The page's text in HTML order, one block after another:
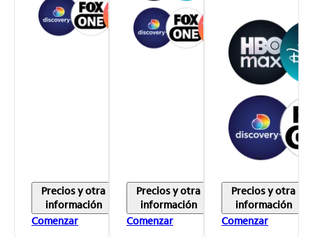
Precios y otra
información
Comenzar
Precios y otra
información
Comenzar
Precios y otra
información
Comenzar